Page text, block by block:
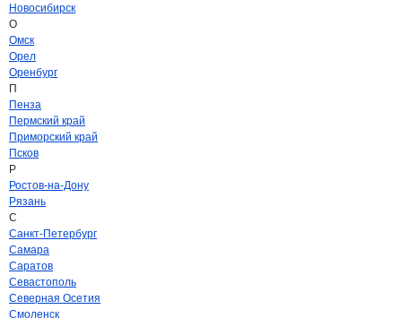
Новосибирск
О
Омск
Орел
Оренбург
П
Пенза
Пермский край
Приморский край
Псков
Р
Ростов-на-Дону
Рязань
С
Санкт-Петербург
Самара
Саратов
Севастополь
Северная Осетия
Смоленск